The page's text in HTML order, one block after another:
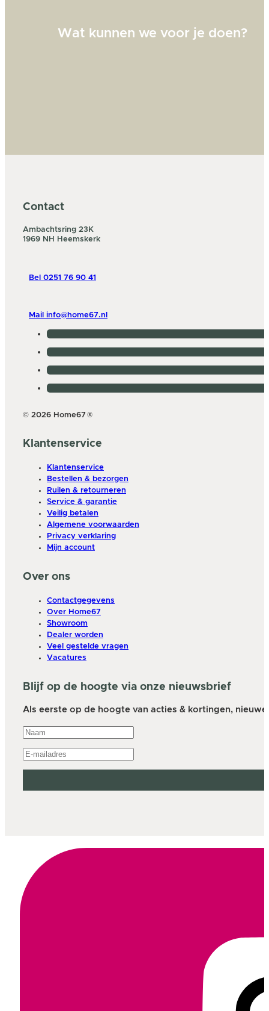
Wat kunnen we voor je doen?
Contact
Ambachtsring 23K
1969 NH Heemskerk
Bel 0251 76 90 41
Mail info@home67.nl
© 2026 Home67 ®
Klantenservice
Klantenservice
Bestellen & bezorgen
Ruilen & retourneren
Service & garantie
Veilig betalen
Algemene voorwaarden
Privacy verklaring
Mijn account
Over ons
Contactgegevens
Over Home67
Showroom
Dealer worden
Veel gestelde vragen
Vacatures
Blijf op de hoogte via onze nieuwsbrief
Als eerste op de hoogte van acties & kortingen,